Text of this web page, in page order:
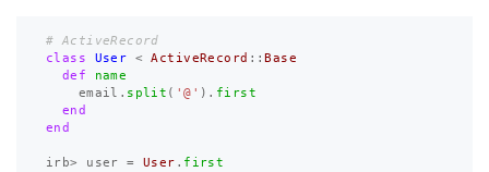
# ActiveRecord
class
User < ActiveRecord :: Base
def
name
email . split ( '@' ). first
end
end
irb> user = User . first